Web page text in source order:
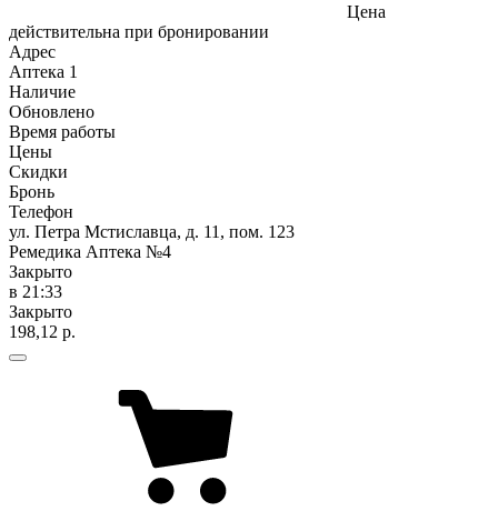
Цена
действительна при бронировании
Адрес
Аптека 1
Наличие
Обновлено
Время работы
Цены
Скидки
Бронь
Телефон
ул. Петра Мстиславца, д. 11, пом. 123
Ремедика Аптека №4
Закрыто
в 21:33
Закрыто
198,12 р.